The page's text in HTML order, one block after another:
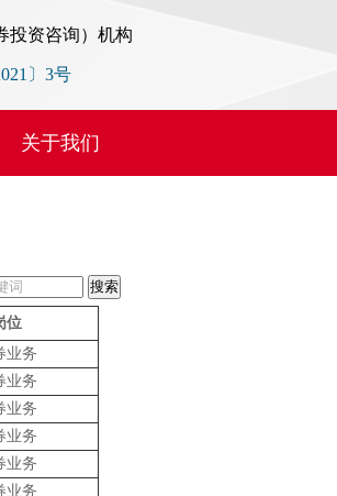
投资咨询）机构
〕3号
关于我们
位
业务
业务
业务
业务
业务
业务